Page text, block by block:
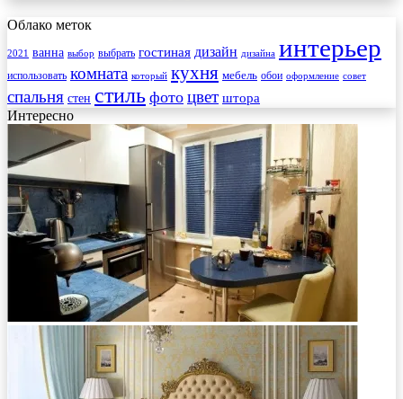
Облако меток
2021 ванна выбор выбрать гостиная дизайн дизайна интерьер
использовать комната который кухня мебель обои оформление совет
спальня стен стиль фото цвет штора
Интересно